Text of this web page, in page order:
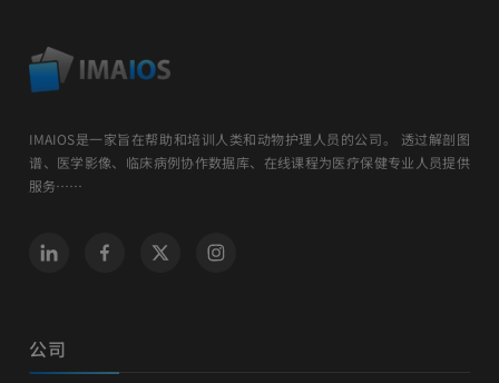
IMAIOS是一家旨在帮助和培训人类和动物护理人员的公司。 透过解剖图
谱、医学影像、临床病例协作数据库、在线课程为医疗保健专业人员提供
服务……
公司